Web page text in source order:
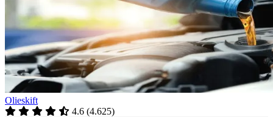
Olieskift
4.6 (4.625)